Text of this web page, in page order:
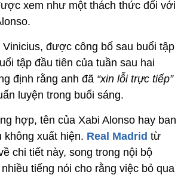
xem như một thách thức đối với
.
Vinicius, được công bố sau buổi tập
tập đầu tiên của tuần sau hai
định rằng anh đã “xin lỗi trực tiếp”
luyện trong buổi sáng.
hợp, tên của Xabi Alonso hay ban
không xuất hiện. Real Madrid từ
chi tiết này, song trong nội bộ
tiếng nói cho rằng việc bỏ qua